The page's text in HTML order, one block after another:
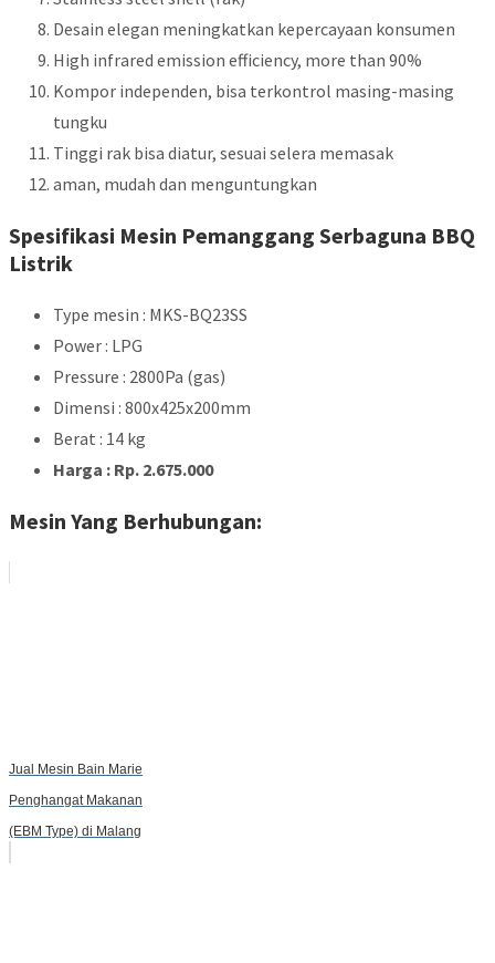
Desain elegan meningkatkan kepercayaan konsumen
High infrared emission efficiency, more than 90%
Kompor independen, bisa terkontrol masing-masing
tungku
Tinggi rak bisa diatur, sesuai selera memasak
aman, mudah dan menguntungkan
Spesifikasi Mesin Pemanggang Serbaguna BBQ
Listrik
Type mesin : MKS-BQ23SS
Power : LPG
Pressure : 2800Pa (gas)
Dimensi : 800x425x200mm
Berat : 14 kg
Harga : Rp. 2.675.000
Mesin Yang Berhubungan:
Jual Mesin Bain Marie
Penghangat Makanan
(EBM Type) di Malang